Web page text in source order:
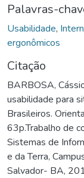
são avaliados
Avaliação
são usadas como
contendo a
Palavras-
Usabilidade,
ergonômicos
Citação
BARBOSA,
usabilidade para
Brasileiros.
63p.Trabalho de
Sistemas de
e da Terra,
Salvador- BA,